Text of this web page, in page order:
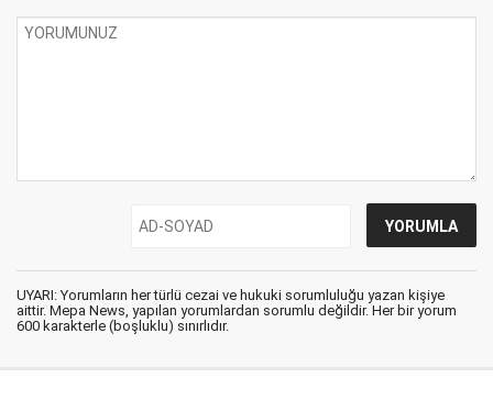
UYARI: Yorumların her türlü cezai ve hukuki sorumluluğu yazan kişiye
aittir. Mepa News, yapılan yorumlardan sorumlu değildir. Her bir yorum
600 karakterle (boşluklu) sınırlıdır.